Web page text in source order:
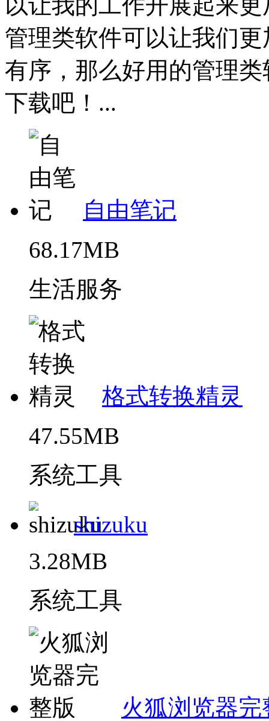
管理类软件可以让我们
有序，那么好用的管理
下载吧！...
自由笔记
68.17MB
生活服务
格式转换精灵
47.55MB
系统工具
shizuku
3.28MB
系统工具
火狐浏览器完